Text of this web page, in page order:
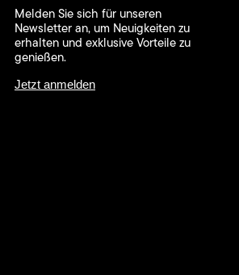
Melden Sie sich für unseren
Newsletter an, um Neuigkeiten zu
erhalten und exklusive Vorteile zu
genießen.
Jetzt anmelden